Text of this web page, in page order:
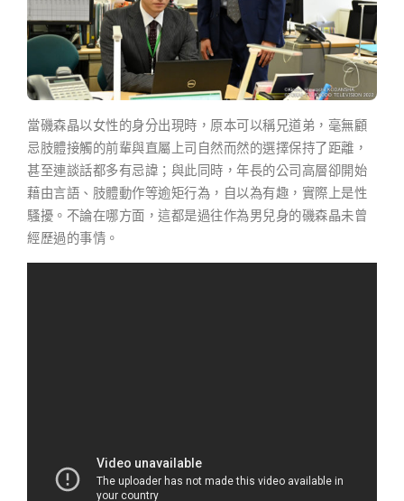
當磯森晶以女性的身分出現時，原本可以稱兄道弟，毫無顧
忌肢體接觸的前輩與直屬上司自然而然的選擇保持了距離，
甚至連談話都多有忌諱；與此同時，年長的公司高層卻開始
藉由言語、肢體動作等逾矩行為，自以為有趣，實際上是性
騷擾。不論在哪方面，這都是過往作為男兒身的磯森晶未曾
經歷過的事情。